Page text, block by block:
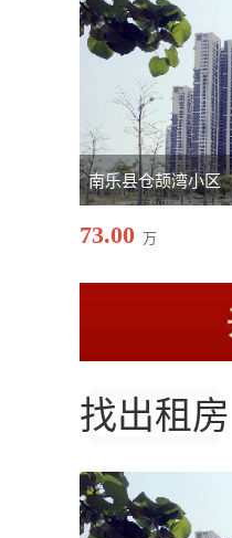
南乐县仓颉湾小区
73.00 万
找出租房